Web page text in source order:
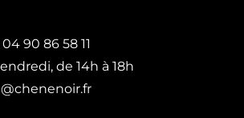
90 86 58 11
de 14h à 18h